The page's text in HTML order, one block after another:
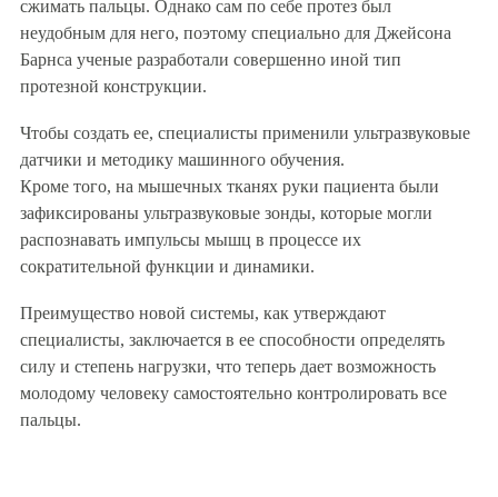
сжимать пальцы. Однако сам по себе протез был
неудобным для него, поэтому специально для Джейсона
Барнса ученые разработали совершенно иной тип
протезной конструкции.
Чтобы создать ее, специалисты применили ультразвуковые
датчики и методику машинного обучения.
Кроме того, на мышечных тканях руки пациента были
зафиксированы ультразвуковые зонды, которые могли
распознавать импульсы мышц в процессе их
сократительной функции и динамики.
Преимущество новой системы, как утверждают
специалисты, заключается в ее способности определять
силу и степень нагрузки, что теперь дает возможность
молодому человеку самостоятельно контролировать все
пальцы.